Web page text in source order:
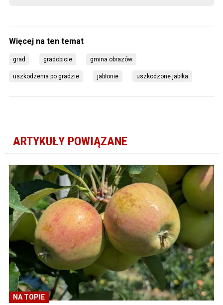
grad gradobicie gmina obrazów
uszkodzenia po gradzie jabłonie uszkodzone jabłka
ARTYKUŁY POWIĄZANE
NA TOPIE